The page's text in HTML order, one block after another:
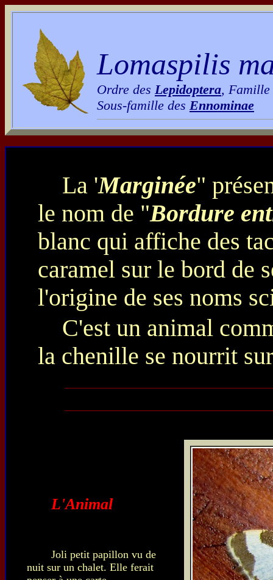
Lomaspilis
Ordre des Lepidoptera,
Sous-famille des Ennominae
La 'Marginée"
le nom de "Bordure
blanc qui affiche des
caramel sur le bord de
l'origine de ses noms
C'est un animal
la chenille se nourrit
L'Animal
Joli petit papillon vu de
nuit sur un chalet. Elle ferait